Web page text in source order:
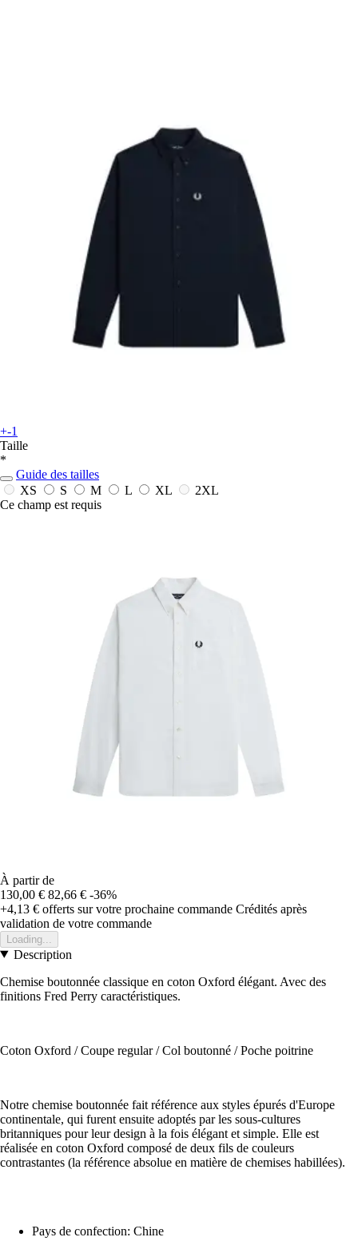
+-1
Taille
*
Guide des tailles
XS
S M L XL
2XL
Ce champ est requis
À partir de
130,00 € 82,66 € -36%
+4,13 € offerts sur votre prochaine commande Crédités après
validation de votre commande
Loading...
Description
Chemise boutonnée classique en coton Oxford élégant. Avec des
finitions Fred Perry caractéristiques.
Coton Oxford / Coupe regular / Col boutonné / Poche poitrine
Notre chemise boutonnée fait référence aux styles épurés d'Europe
continentale, qui furent ensuite adoptés par les sous-cultures
britanniques pour leur design à la fois élégant et simple. Elle est
réalisée en coton Oxford composé de deux fils de couleurs
contrastantes (la référence absolue en matière de chemises habillées).
Pays de confection: Chine